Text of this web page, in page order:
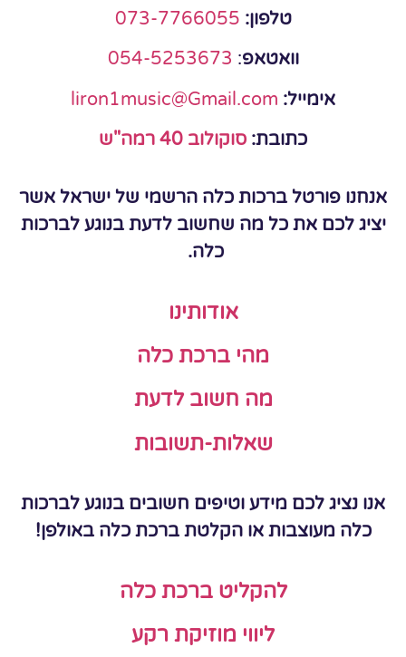
טלפון: 073-7766055
וואטאפ:
054-5253673
אימייל: liron1music@Gmail.com
כתובת: סוקולוב 40 רמה"ש
אנחנו פורטל ברכות כלה הרשמי של ישראל אשר
יציג לכם את כל מה שחשוב לדעת בנוגע לברכות
כלה.
אודותינו
מהי ברכת כלה
מה חשוב לדעת
שאלות-תשובות
אנו נציג לכם מידע וטיפים חשובים בנוגע לברכות
כלה מעוצבות או הקלטת ברכת כלה באולפן!
להקליט ברכת כלה
ליווי מוזיקת רקע